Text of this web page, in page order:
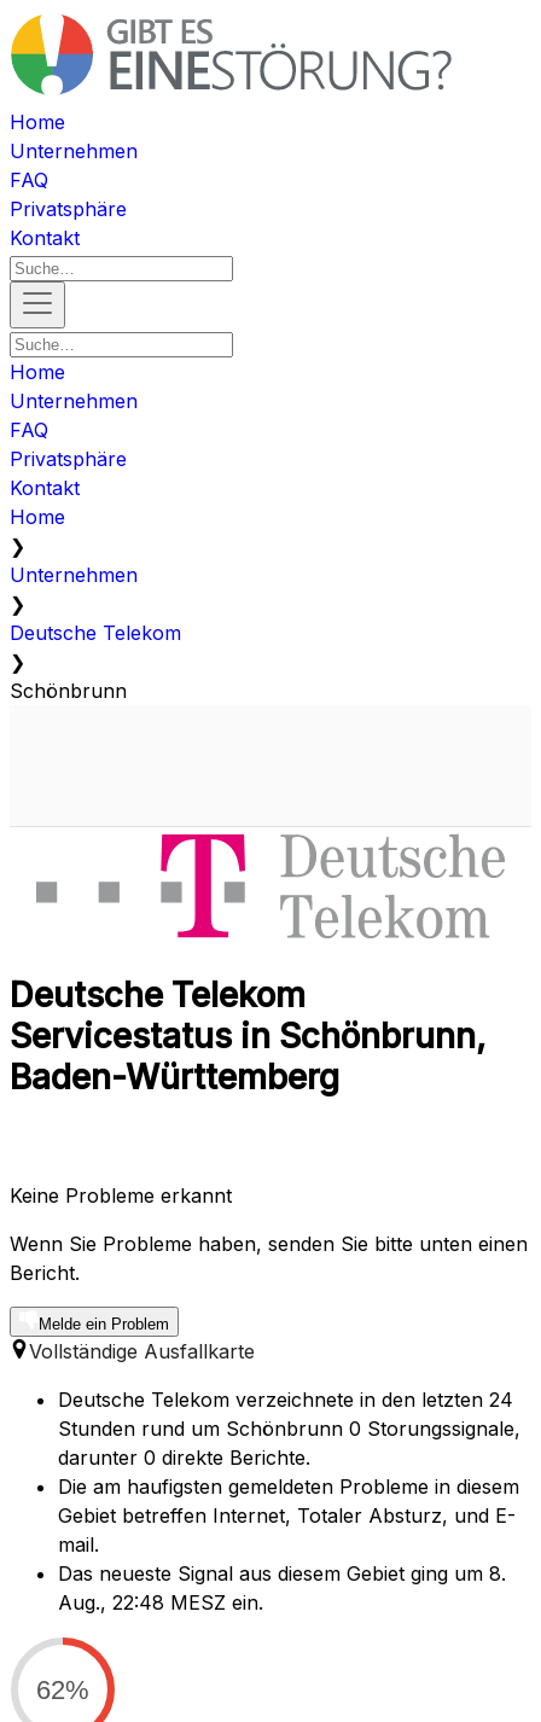
Home
Unternehmen
FAQ
Privatsphäre
Kontakt
Home
Unternehmen
FAQ
Privatsphäre
Kontakt
Home
❯
Unternehmen
❯
Deutsche Telekom
❯
Schönbrunn
Deutsche Telekom
Servicestatus in Schönbrunn,
Baden-Württemberg
Keine Probleme erkannt
Wenn Sie Probleme haben, senden Sie bitte unten einen
Bericht.
Melde ein Problem
Vollständige Ausfallkarte
Deutsche Telekom verzeichnete in den letzten 24
Stunden rund um Schönbrunn 0 Storungssignale,
darunter 0 direkte Berichte.
Die am haufigsten gemeldeten Probleme in diesem
Gebiet betreffen Internet, Totaler Absturz, und E-
mail.
Das neueste Signal aus diesem Gebiet ging um 8.
Aug., 22:48 MESZ ein.
62%